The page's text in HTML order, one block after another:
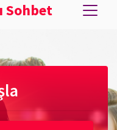
Sohbet